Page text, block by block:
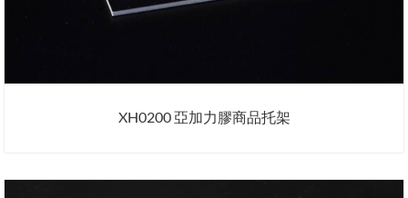
XH0200 亞加力膠商品托架